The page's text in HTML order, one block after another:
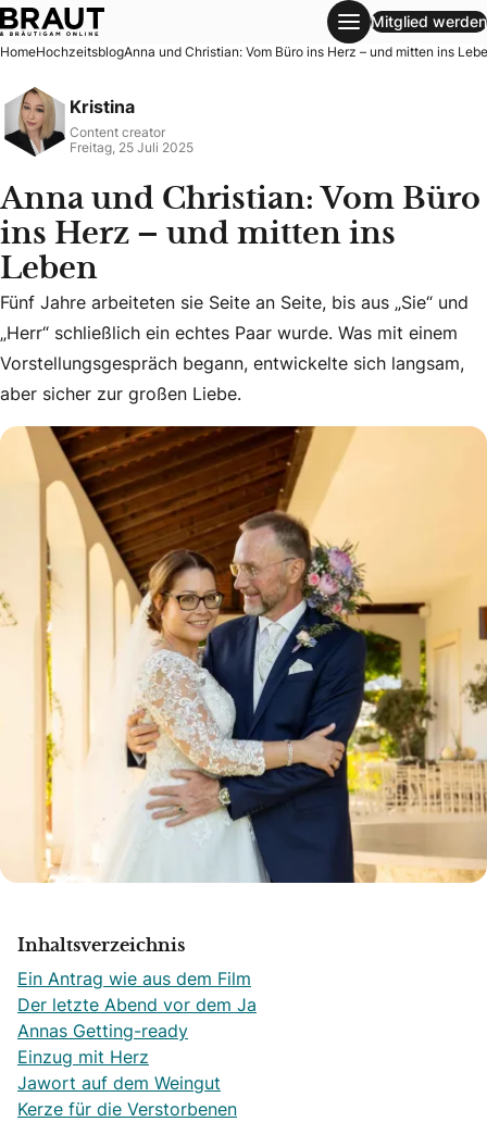
Anna und Christian: Vom Büro ins Herz – und mitten ins
Mitglied werden
HomeHochzeitsblogAnna und Christian: Vom Büro ins Herz – und mitten ins
Kristina
Content creator
Freitag, 25 Juli 2025
Anna und Christian: Vom Büro
ins Herz – und mitten ins
Leben
Fünf Jahre arbeiteten sie Seite an Seite, bis aus „Sie“
Fünf Jahre arbeiteten sie Seite an Seite, bis aus „Sie“ und
„Herr“ schließlich ein echtes Paar wurde. Was mit einem
Vorstellungsgespräch begann, entwickelte sich langsam,
aber sicher zur großen Liebe.
Inhaltsverzeichnis
Ein Antrag wie aus dem Film
Der letzte Abend vor dem Ja
Annas Getting-ready
Einzug mit Herz
Jawort auf dem Weingut
Kerze für die Verstorbenen